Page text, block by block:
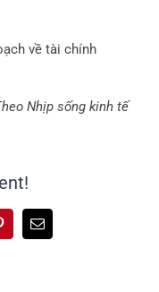
về tài chính
Nhịp sống kinh tế
Email